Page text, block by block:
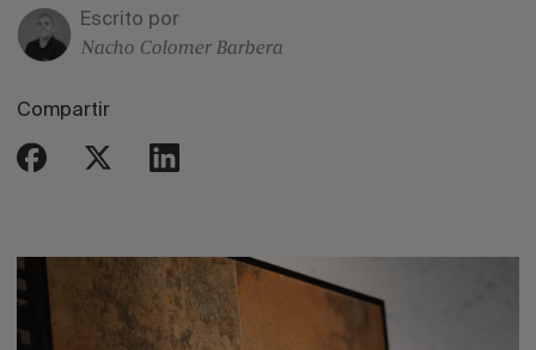
Escrito por
Nacho Colomer Barbera
Compartir